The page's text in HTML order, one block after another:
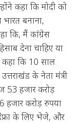
कहा कि मोदी को
बनाना,
कि, मैं कांग्रेस
देना चाहिए या
कहा कि 10 साल
के नेता मंत्री
53 हजार करोड़
हजार करोड़ रुपया
के लिए भेजे, और